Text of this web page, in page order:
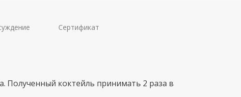
Сертификат
Полученный коктейль принимать 2 раза в